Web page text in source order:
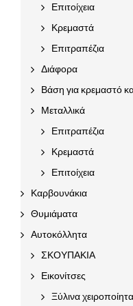
Επιτοίχεια
Κρεμαστά
Επιτραπέζια
Διάφορα
Βάση για κρεμαστό
Μεταλλικά
Επιτραπέζια
Κρεμαστά
Επιτοίχεια
Καρβουνάκια
Θυμιάματα
Αυτοκόλλητα
ΣΚΟΥΠΑΚΙΑ
Εικονίτσες
Ξύλινα χειροποίητα